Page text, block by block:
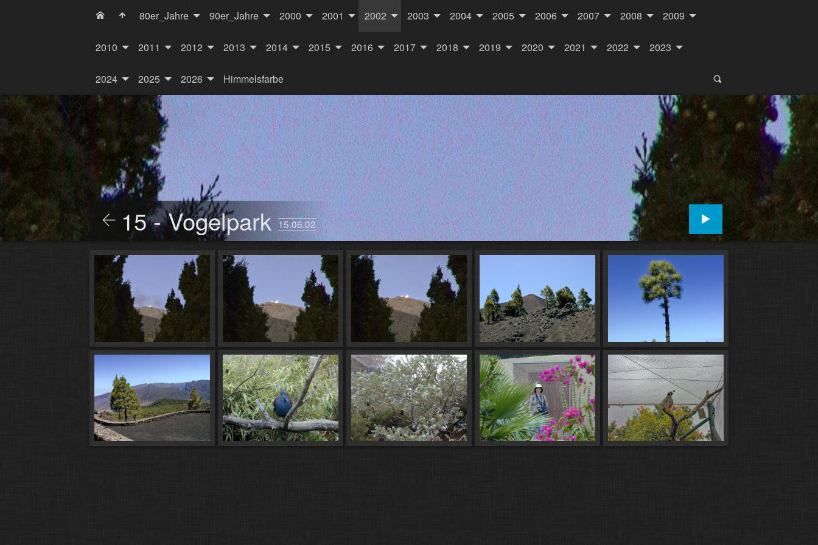
80er_Jahre 90er_Jahre 2000 2001 2002 2003 2004 2005 2006 2007 2008 2009
2010 2011 2012 2013 2014 2015 2016 2017 2018 2019 2020 2021 2022 2023
2024 2025 2026 Himmelsfarbe
15 - Vogelpark 15.06.02